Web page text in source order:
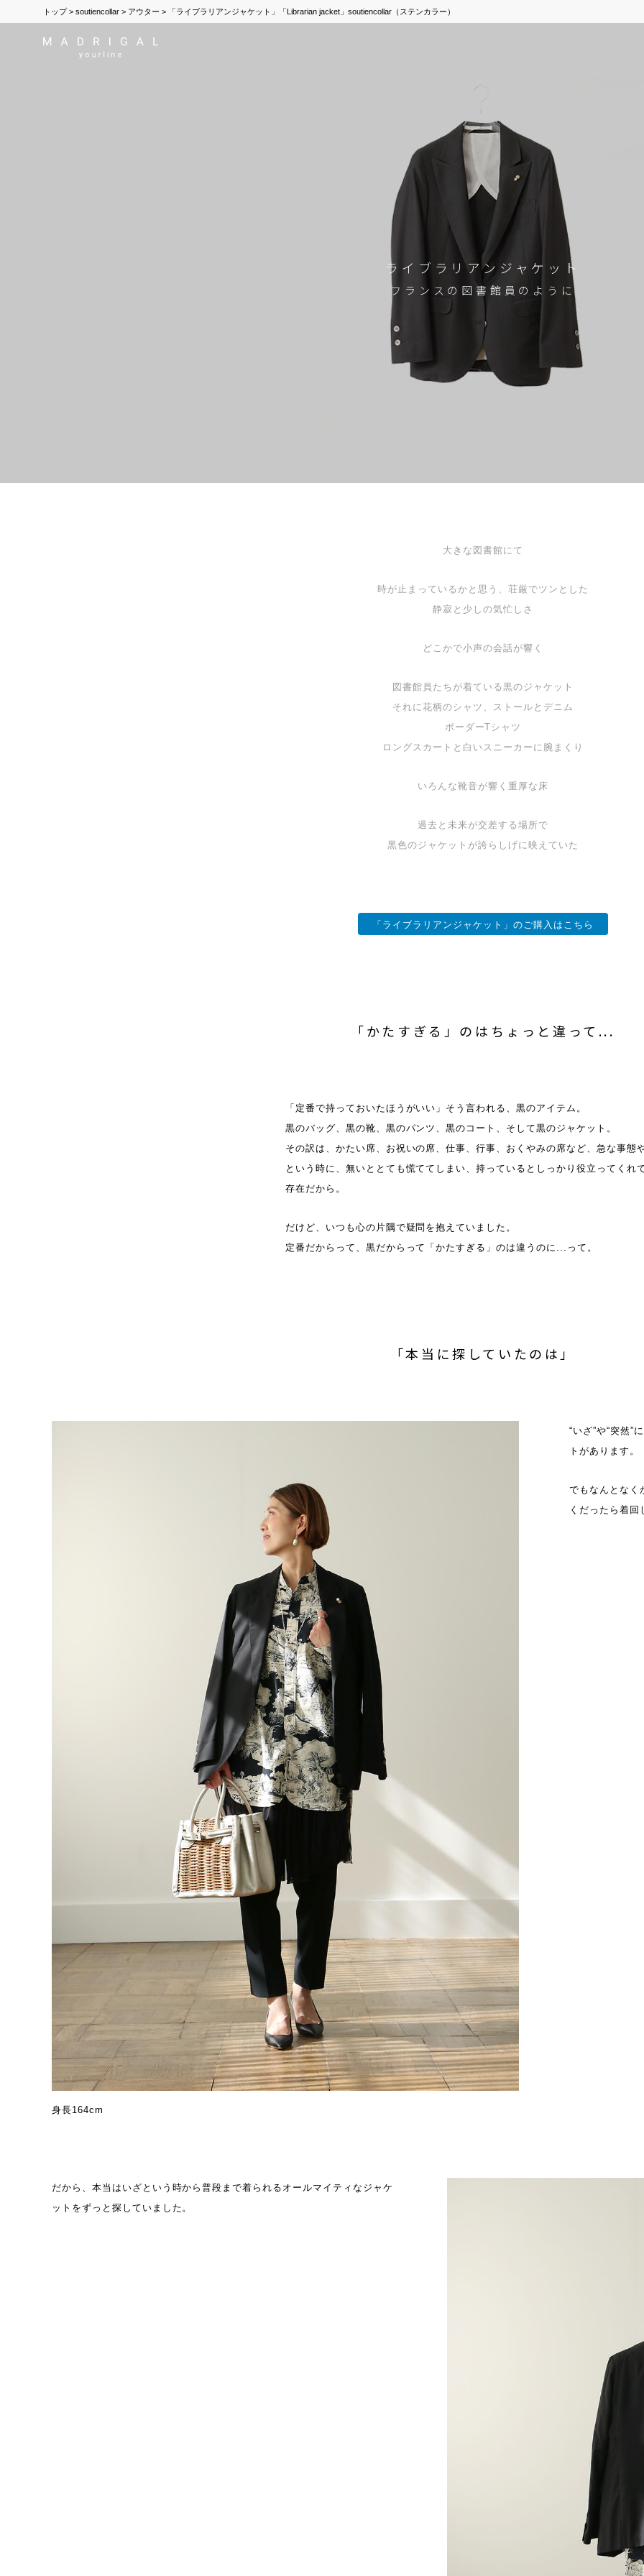
トップ soutiencollar アウター 「ライブラリアンジャケット」「Librarian jacket」soutiencollar（ステンカラー）
ライブラリアンジャケット
フランスの図書館員のように
大きな図書館にて
時が止まっているかと思う、荘厳でツンとした
静寂と少しの気忙しさ
どこかで小声の会話が響く
図書館員たちが着ている黒のジャケット
それに花柄のシャツ、ストールとデニム
ボーダーTシャツ
ロングスカートと白いスニーカーに腕まくり
いろんな靴音が響く重厚な床
過去と未来が交差する場所で
黒色のジャケットが誇らしげに映えていた
「ライブラリアンジャケット」のご購入はこちら
「かたすぎる」のはちょっと違って...
「定番で持っておいたほうがいい」そう言われる、黒のアイテム。
黒のバッグ、黒の靴、黒のパンツ、黒のコート、そして黒のジャケット。
その訳は、かたい席、お祝いの席、仕事、行事、おくやみの席など、急な事態
という時に、無いととても慌ててしまい、持っているとしっかり役立ってくれ
存在だから。
だけど、いつも心の片隅で疑問を抱えていました。
定番だからって、黒だからって「かたすぎる」のは違うのに...って。
「本当に探していたのは」
身長164cm
“いざ”や“突然”
トがあります。
でもなんとなく
くだったら着回
だから、本当はいざという時から普段まで着られるオールマイティなジャケ
ットをずっと探していました。